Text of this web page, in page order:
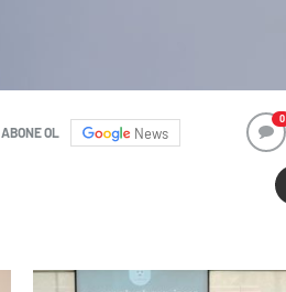
ABONE OL News
0